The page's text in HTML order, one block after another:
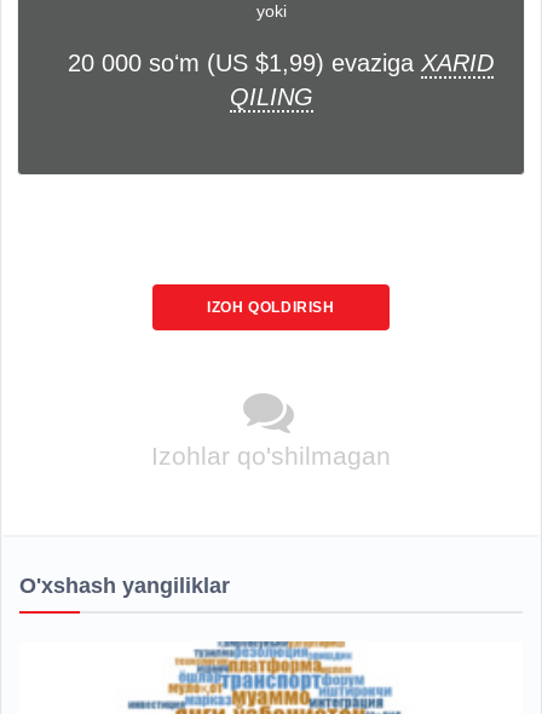
yoki
20 000 soʻm (US $1,99) evaziga XARID
QILING
IZOH QOLDIRISH
Izohlar qo'shilmagan
O'xshash yangiliklar